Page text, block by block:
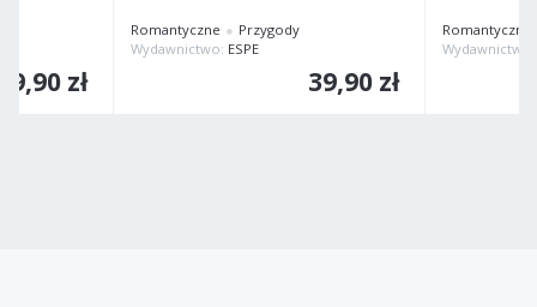
zł
Romantyczne
Przygody
Wydawnictwo: ESPE
39,90 zł
Romantyczne